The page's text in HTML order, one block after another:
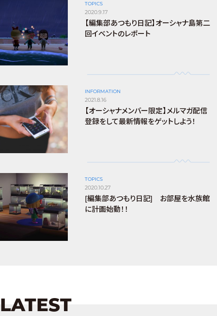
TOPICS
2020.9.17
【編集部あつもり日記】オーシャナ島第二
回イベントのレポート
INFORMATION
2021.8.16
【オーシャナメンバー限定】メルマガ配信
登録をして最新情報をゲットしよう！
TOPICS
2020.10.27
[編集部あつもり日記] お部屋を水族館
に計画始動！！
LATEST